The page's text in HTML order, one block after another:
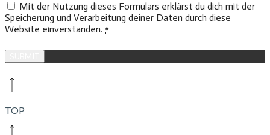
Mit der Nutzung dieses Formulars erklärst du dich mit der
Speicherung und Verarbeitung deiner Daten durch diese
Website einverstanden. *
TOP